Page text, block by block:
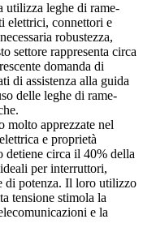
utilizza leghe di rame-
elettrici, connettori e
robustezza,
settore rappresenta circa
domanda di
di assistenza alla guida
delle leghe di rame-
molto apprezzate nel
e proprietà
detiene circa il 40% della
per interruttori,
di potenza. Il loro utilizzo
tensione stimola la
e la